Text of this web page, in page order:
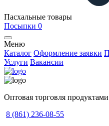
Пасхальные товары
Посыпки 0
Меню
Каталог Оформление заявки
Услуги Вакансии
Оптовая торговля
8 (861) 236-08-55